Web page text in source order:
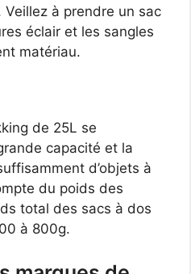
à prendre un sac
éclair et les sangles
matériau.
de 25L se
capacité et la
d’objets à
du poids des
total des sacs à dos
à 800g.